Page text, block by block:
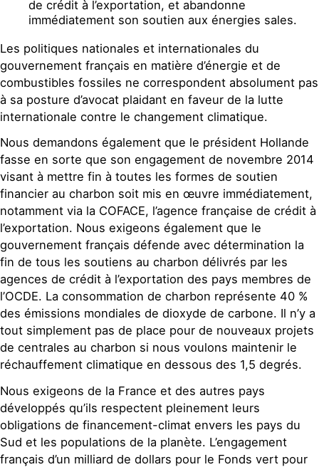
de crédit à l’exportation, et abandonne
immédiatement son soutien aux énergies sales.
Les politiques nationales et internationales du
gouvernement français en matière d’énergie et de
combustibles fossiles ne correspondent absolument pas
à sa posture d’avocat plaidant en faveur de la lutte
internationale contre le changement climatique.
Nous demandons également que le président Hollande
fasse en sorte que son engagement de novembre 2014
visant à mettre fin à toutes les formes de soutien
financier au charbon soit mis en œuvre immédiatement,
notamment via la COFACE, l’agence française de crédit à
l’exportation. Nous exigeons également que le
gouvernement français défende avec détermination la
fin de tous les soutiens au charbon délivrés par les
agences de crédit à l’exportation des pays membres de
l’OCDE. La consommation de charbon représente 40 %
des émissions mondiales de dioxyde de carbone. Il n’y a
tout simplement pas de place pour de nouveaux projets
de centrales au charbon si nous voulons maintenir le
réchauffement climatique en dessous des 1,5 degrés.
Nous exigeons de la France et des autres pays
développés qu’ils respectent pleinement leurs
obligations de financement-climat envers les pays du
Sud et les populations de la planète. L’engagement
français d’un milliard de dollars pour le Fonds vert pour